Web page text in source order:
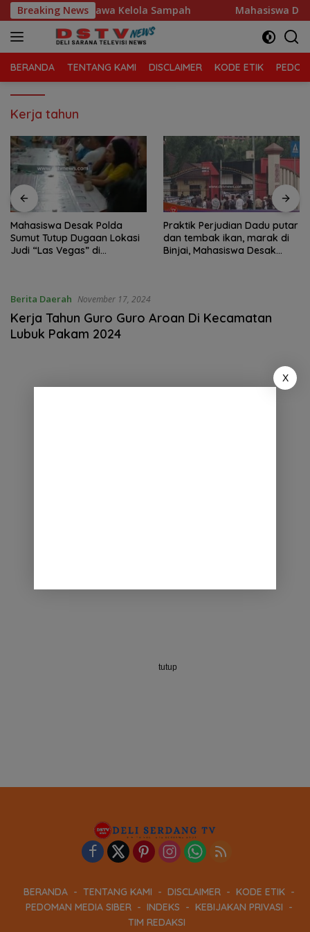
Langsung
ke
konten
Breaking News
Tanjung Morawa Kelola Sampah Mahasiswa
BERANDA TENTANG KAMI DISCLAIMER KODE ETIK
Kerja tahun
Mahasiswa Desak Polda
Sumut Tutup Dugaan Lokasi
Judi “Las Vegas” di
Praktik Perjudian Dadu putar
dan tembak ikan, marak di
Binjai, Mahasiswa Desak
Berita Daerah November 17, 2024
Kerja Tahun Guro Guro Aroan Di Kecamatan
Lubuk Pakam 2024
BERANDA TENTANG KAMI DISCLAIMER
KODE ETIK
PEDOMAN MEDIA SIBER
INDEKS
KEBIJAKAN PRIVASI
TIM REDAKSI
tutup
X